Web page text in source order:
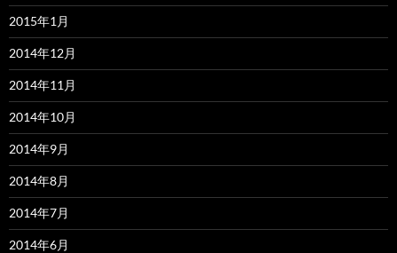
2015年1月
2014年12月
2014年11月
2014年10月
2014年9月
2014年8月
2014年7月
2014年6月